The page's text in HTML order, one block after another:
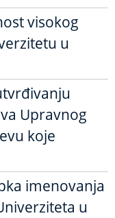
visokog
u
Upravnog
koje
imenovanja
u